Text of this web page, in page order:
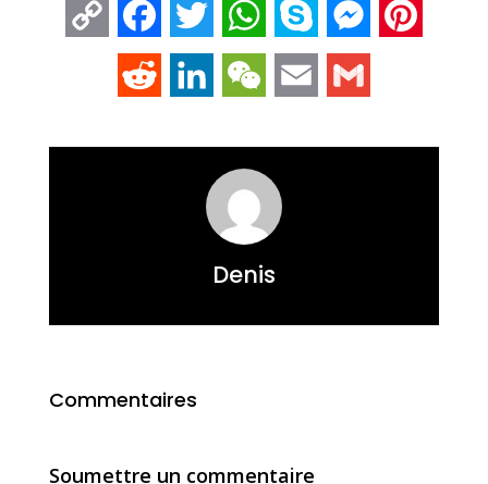
Copy
Link
FacebookTwitter WhatsApp
Skype Messenger
Reddit LinkedInWeChat Email
Denis
Commentaires
Soumettre un commentaire